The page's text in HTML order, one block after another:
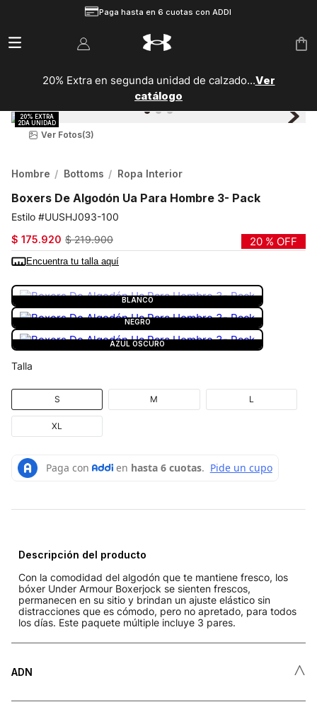
Paga hasta en 6 cuotas con ADDI
20% Extra en segunda unidad de calzado...Ver
catálogo
Ver Fotos(3)
Hombre Bottoms Ropa Interior
Boxers De Algodón Ua Para Hombre 3- Pack
UUSHJ093-100
$ 175.920 $ 219.900 20 % OFF
Encuentra tu talla aquí
BLANCO
NEGRO
AZUL OSCURO
Talla
S M L
XL
Descripción del producto
Con la comodidad del algodón que te mantiene fresco, los
bóxer Under Armour Boxerjock se sienten frescos,
permanecen en su sitio y brindan un ajuste elástico sin
distracciones que es cómodo, pero no apretado, para todos
los días. Este paquete múltiple incluye 3 pares.
ADN ˄